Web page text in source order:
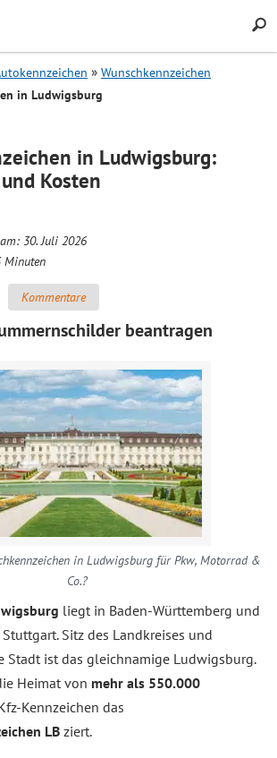
Search
Wunschkennzeichen
in Ludwigsburg
in Ludwigsburg:
Kosten
30. Juli 2026
Minuten
Kommentare
beantragen
in Ludwigsburg für Pkw, Motorrad &
Co.?
liegt in Baden-Württemberg und
Sitz des Landkreises und
Stadt ist das gleichnamige Ludwigsburg.
Heimat von mehr als 550.000
Kennzeichen das
LB ziert.